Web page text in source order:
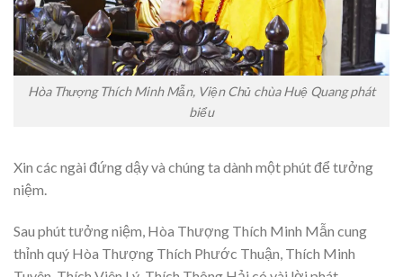
Hòa Thượng Thích Minh Mẫn, Viện Chủ chùa Huệ Quang phát
biểu
Xin các ngài đứng dậy và chúng ta dành một phút để tưởng
niệm.
Sau phút tưởng niệm, Hòa Thượng Thích Minh Mẫn cung
thỉnh quý Hòa Thượng Thích Phước Thuận, Thích Minh